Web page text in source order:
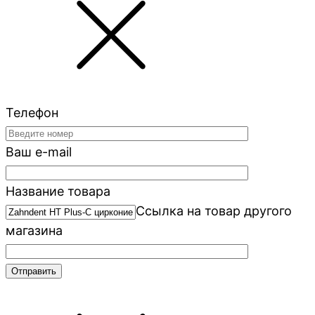
Телефон
Ваш e-mail
Название товара
Ссылка на товар другого
магазина